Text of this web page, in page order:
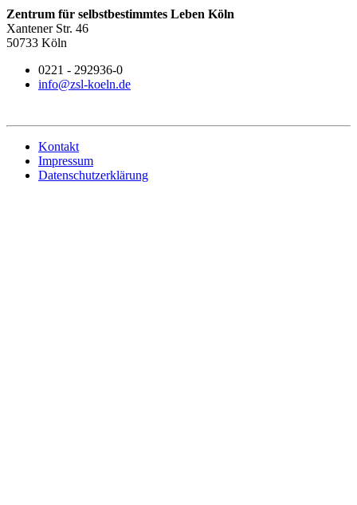
Zentrum für selbstbestimmtes Leben Köln
Xantener Str. 46
50733 Köln
0221 - 292936-0
info@zsl-koeln.de
Kontakt
Impressum
Datenschutzerklärung